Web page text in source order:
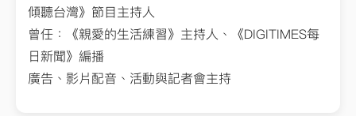
傾聽台灣》節目主持人
曾任：《親愛的生活練習》主持人、《DIGITIMES每
日新聞》編播
廣告、影片配音、活動與記者會主持